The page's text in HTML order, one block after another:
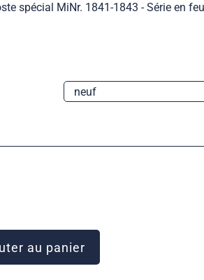
spécial MiNr. 1841-1843 - Série en
au panier